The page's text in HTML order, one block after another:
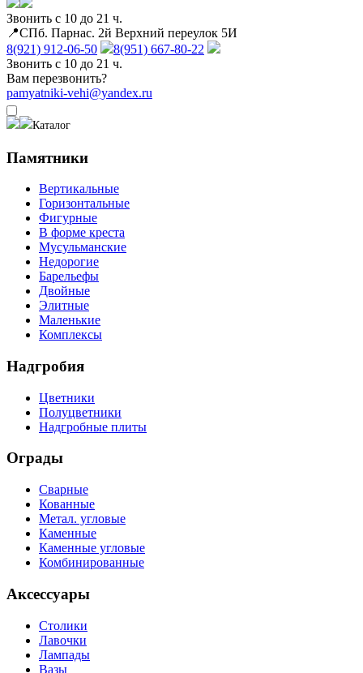
Звонить с 10 до 21 ч.
📍СПб. Парнас. 2й Верхний переулок 5И
8(921) 912-06-50
8(951) 667-80-22
Звонить с 10 до 21 ч.
Вам перезвонить?
pamyatniki-vehi@yandex.ru
Каталог
Памятники
Вертикальные
Горизонтальные
Фигурные
В форме креста
Мусульманские
Недорогие
Барельефы
Двойные
Элитные
Маленькие
Комплексы
Надгробия
Цветники
Полуцветники
Надгробные плиты
Ограды
Сварные
Кованные
Метал. угловые
Каменные
Каменные угловые
Комбинированные
Аксессуары
Столики
Лавочки
Лампады
Вазы